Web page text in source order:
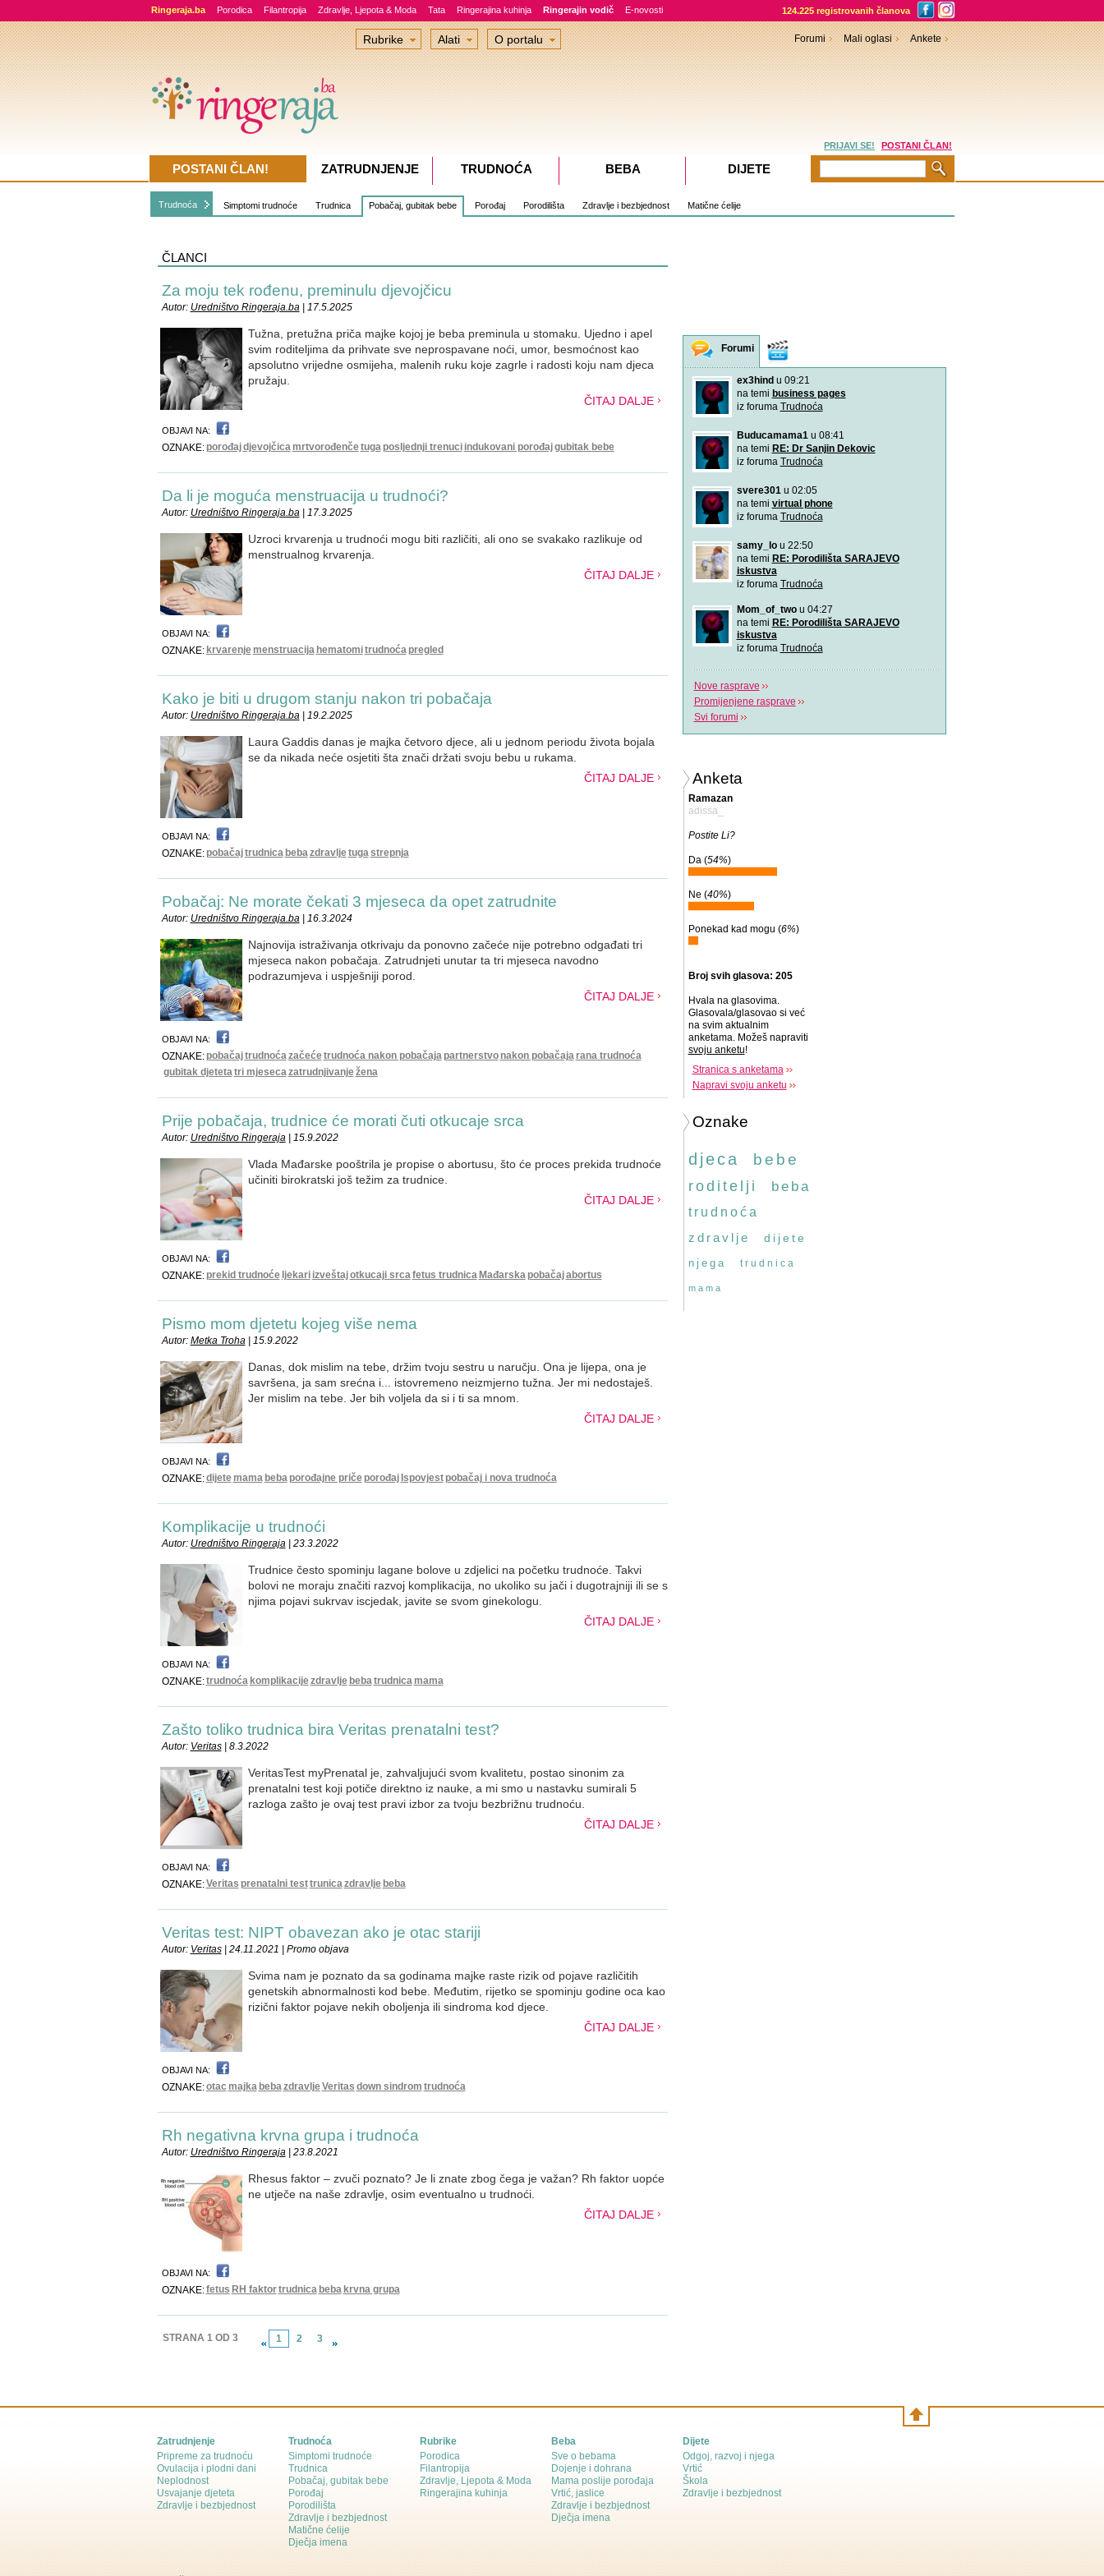
Ringeraja.ba Porodica Filantropija Zdravlje, Ljepota & Moda Tata Ringerajina kuhinja Ringerajin vodič E-novosti 124.225 registrovanih članova
Trudnoća Simptomi trudnoće Trudnica Pobačaj, gubitak bebe Porođaj Porodilišta Zdravlje i bezbjednost Matične ćelije
ČLANCI
Za moju tek rođenu, preminulu djevojčicu
Autor: Uredništvo Ringeraja.ba| 17.5.2025
Tužna, pretužna priča majke kojoj je beba preminula u stomaku. Ujedno i apel
svim roditeljima da prihvate sve neprospavane noći, umor, besmoćnost kao
apsolutno vrijedne osmijeha, malenih ruku koje zagrle i radosti koju nam djeca
pružaju.
ČITAJ DALJE
OBJAVI NA:
OZNAKE: porođajdjevojčica mrtvorođenčetuga posljednji trenuci indukovani porođajgubitak bebe
Da li je moguća menstruacija u trudnoći?
Autor: Uredništvo Ringeraja.ba| 17.3.2025
Uzroci krvarenja u trudnoći mogu biti različiti, ali ono se svakako razlikuje od
menstrualnog krvarenja.
ČITAJ DALJE
OBJAVI NA:
OZNAKE: krvarenje menstruacija hematomitrudnoća pregled
Kako je biti u drugom stanju nakon tri pobačaja
Autor: Uredništvo Ringeraja.ba| 19.2.2025
Laura Gaddis danas je majka četvoro djece, ali u jednom periodu života bojala
se da nikada neće osjetiti šta znači držati svoju bebu u rukama.
ČITAJ DALJE
OBJAVI NA:
OZNAKE: pobačajtrudnica bebazdravljetugastrepnja
Pobačaj: Ne morate čekati 3 mjeseca da opet zatrudnite
Autor: Uredništvo Ringeraja.ba| 16.3.2024
Najnovija istraživanja otkrivaju da ponovno začeće nije potrebno odgađati tri
mjeseca nakon pobačaja. Zatrudnjeti unutar ta tri mjeseca navodno
podrazumjeva i uspješniji porod.
ČITAJ DALJE
OBJAVI NA:
OZNAKE: pobačajtrudnoćazačećetrudnoća nakon pobačaja partnerstvo nakon pobačaja rana trudnoća
gubitak djetetatri mjesecazatrudnjivanježena
Prije pobačaja, trudnice će morati čuti otkucaje srca
Autor: Uredništvo Ringeraja| 15.9.2022
Vlada Mađarske pooštrila je propise o abortusu, što će proces prekida trudnoće
učiniti birokratski još težim za trudnice.
ČITAJ DALJE
OBJAVI NA:
OZNAKE: prekid trudnoće ljekari izveštajotkucaji srcafetus trudnica Mađarska pobačajabortus
Pismo mom djetetu kojeg više nema
Autor: Metka Troha| 15.9.2022
Danas, dok mislim na tebe, držim tvoju sestru u naručju. Ona je lijepa, ona je
savršena, ja sam srećna i... istovremeno neizmjerno tužna. Jer mi nedostaješ.
Jer mislim na tebe. Jer bih voljela da si i ti sa mnom.
ČITAJ DALJE
OBJAVI NA:
OZNAKE:dijete mama beba porođajne priče porođaj Ispovjest pobačaj i nova trudnoća
Komplikacije u trudnoći
Autor: Uredništvo Ringeraja| 23.3.2022
Trudnice često spominju lagane bolove u zdjelici na početku trudnoće. Takvi
bolovi ne moraju značiti razvoj komplikacija, no ukoliko su jači i dugotrajniji ili se s
njima pojavi sukrvav iscjedak, javite se svom ginekologu.
ČITAJ DALJE
OBJAVI NA:
OZNAKE:trudnoća komplikacijezdravlje bebatrudnica mama
Zašto toliko trudnica bira Veritas prenatalni test?
Autor: Veritas| 8.3.2022
VeritasTest myPrenatal je, zahvaljujući svom kvalitetu, postao sinonim za
prenatalni test koji potiče direktno iz nauke, a mi smo u nastavku sumirali 5
razloga zašto je ovaj test pravi izbor za tvoju bezbrižnu trudnoću.
ČITAJ DALJE
OBJAVI NA:
OZNAKE:Veritas prenatalni testtrunicazdravlje beba
Veritas test: NIPT obavezan ako je otac stariji
Autor: Veritas| 24.11.2021 | Promo objava
Svima nam je poznato da sa godinama majke raste rizik od pojave različitih
genetskih abnormalnosti kod bebe. Međutim, rijetko se spominju godine oca kao
rizični faktor pojave nekih oboljenja ili sindroma kod djece.
ČITAJ DALJE
OBJAVI NA:
OZNAKE:otac majka bebazdravljeVeritas down sindrom trudnoća
Rh negativna krvna grupa i trudnoća
Autor: Uredništvo Ringeraja| 23.8.2021
Rhesus faktor – zvuči poznato? Je li znate zbog čega je važan? Rh faktor uopće
ne utječe na naše zdravlje, osim eventualno u trudnoći.
ČITAJ DALJE
OBJAVI NA:
OZNAKE:fetus RH faktortrudnica beba krvna grupa
STRANA 1 OD 3 1 2 3
Forumi
ex3hind u 09:21
na temi business pages
iz foruma Trudnoća
Buducamama1u 08:41
na temi RE: Dr Sanjin Dekovic
iz foruma Trudnoća
svere301u 02:05
na temi virtual phone
iz foruma Trudnoća
samy_lou 22:50
na temi RE: Porodilišta SARAJEVO
iskustva
iz foruma Trudnoća
Mom_of_twou 04:27
na temi RE: Porodilišta SARAJEVO
iskustva
iz foruma Trudnoća
Nove rasprave
Promijenjene rasprave
Svi forumi
Anketa
Ramazan
adissa_
Postite Li?
Da (54%)
Ne (40%)
Ponekad kad mogu (6%)
Broj svih glasova: 205
Hvala na glasovima.
Glasovala/glasovao si već
na svim aktualnim
anketama. Možeš napraviti
svoju anketu!
Stranica s anketama
Napravi svoju anketu
Oznake
djeca bebe
roditelji beba
trudnoća
zdravlje
dijete
njega trudnica
mama
Rubrike Alati O portalu Forumi Mali oglasi Ankete
PRIJAVI SE! POSTANI ČLAN!
POSTANI ČLAN! ZATRUDNJENJE TRUDNOĆA BEBA DIJETE
Zatrudnjenje
Pripreme za trudnoću
Ovulacija i plodni dani
Neplodnost
Usvajanje djeteta
Zdravlje i bezbjednost
Trudnoća
Simptomi trudnoće
Trudnica
Pobačaj, gubitak bebe
Porođaj
Porodilišta
Zdravlje i bezbjednost
Matične ćelije
Dječja imena
Rubrike
Porodica
Filantropija
Zdravlje, Ljepota & Moda
Ringerajina kuhinja
Beba
Sve o bebama
Dojenje i dohrana
Mama poslije porođaja
Vrtić, jaslice
Zdravlje i bezbjednost
Dječja imena
Dijete
Odgoj, razvoj i njega
Vrtić
Škola
Zdravlje i bezbjednost